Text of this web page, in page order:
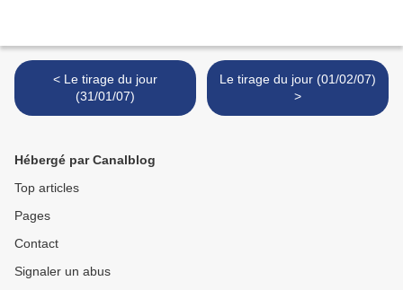
< Le tirage du jour
(31/01/07)
Le tirage du jour (01/02/07)
>
Hébergé par Canalblog
Top articles
Pages
Contact
Signaler un abus